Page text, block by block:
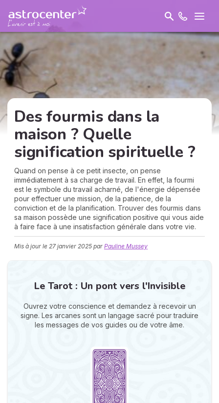
Des fourmis dans la
maison ? Quelle
signification spirituelle ?
Quand on pense à ce petit insecte, on pense
immédiatement à sa charge de travail. En effet, la fourmi
est le symbole du travail acharné, de l'énergie dépensée
pour effectuer une mission, de la patience, de la
conviction et de la planification. Trouver des fourmis dans
sa maison possède une signification positive qui vous aide
à faire face à une insatisfaction générale dans votre vie.
Mis à jour le 27 janvier 2025 par Pauline Mussey
Le Tarot : Un pont vers l'Invisible
Ouvrez votre conscience et demandez à recevoir un
signe. Les arcanes sont un langage sacré pour traduire
les messages de vos guides ou de votre âme.